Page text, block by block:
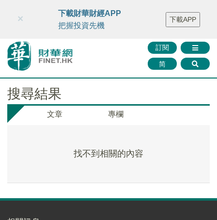
財華智庫網 FINTV FINMETA 財華證券 媒體矩陣
智庫沙龍
聯絡我們
訂閱
简
×
下載財華財經APP
把握投資先機
下載APP
搜尋結果
文章 專欄
找不到相關的內容